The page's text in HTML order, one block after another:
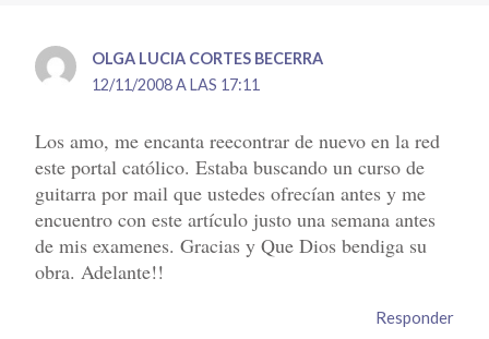
OLGA LUCIA CORTES BECERRA
12/11/2008 A LAS 17:11
Los amo, me encanta reecontrar de nuevo en la red
este portal católico. Estaba buscando un curso de
guitarra por mail que ustedes ofrecían antes y me
encuentro con este artículo justo una semana antes
de mis examenes. Gracias y Que Dios bendiga su
obra. Adelante!!
Responder